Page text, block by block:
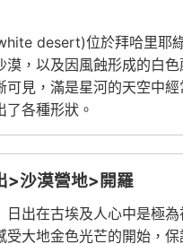
desert)位於拜哈里耶
漠，以及因風蝕形成的白
可見，滿是星河的天空中
各種形狀。
>沙漠營地>開羅
日出在古埃及人心中是極
受大地金色光芒的開始，